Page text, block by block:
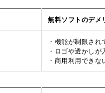
無料ソフトのデメ
・機能が制限され
・ロゴや透かし
・商用利用でき